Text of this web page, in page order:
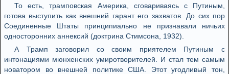
То есть, трамповская Америка, сговариваясь с Путиным,
готова выступить как внешний гарант его захватов. До сих пор
Соединенные Штаты принципиально не признавали ничьих
односторонних аннексий (доктрина Стимсона, 1932).
А Трамп заговорил со своим приятелем Путиным с
интонациями мюнхенских умиротворителей. И стал тем самым
новатором во внешней политике США. Этот угодливый тон,